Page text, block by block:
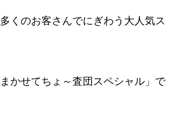
くのお客さんでにぎわう大人気ス
かせてちょ～査団スペシャル」で